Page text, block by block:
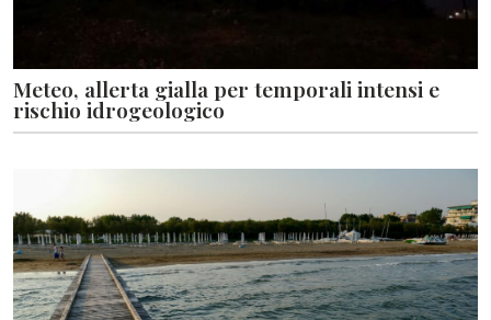
Meteo, allerta gialla per temporali intensi e
rischio idrogeologico